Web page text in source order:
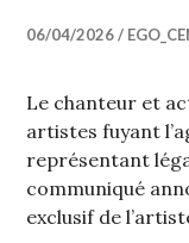
06/04/2026
Le chanteur et
artistes fuyant
représentant
communiqué
exclusif de